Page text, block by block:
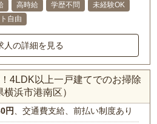
高時給 学歴不問
未経験OK
自由
人の詳細を見る
4LDK以上一戸建てでのお掃除
浜市港南区）
円 、交通費支給、前払い制度あり